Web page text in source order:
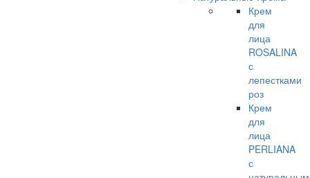
Крем
для
лица
ROSALINA
с
лепестками
роз
Крем
для
лица
PERLIANA
с